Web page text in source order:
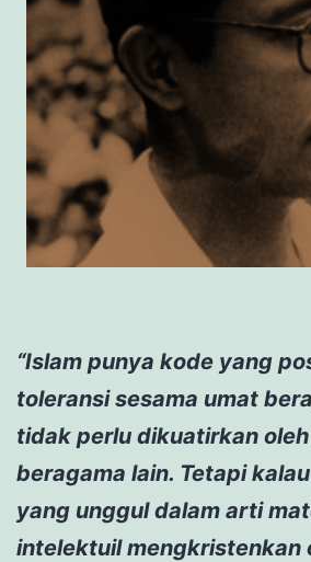
“Islam punya kode yang
toleransi sesama umat
tidak perlu dikuatirkan
beragama lain. Tetapi
yang unggul dalam arti
intelektuil mengkristenkan